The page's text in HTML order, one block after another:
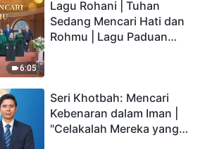
6:05
Lagu Rohani | Tuhan
Sedang Mencari Hati dan
Rohmu | Lagu Paduan
Seri Khotbah: Mencari
Kebenaran dalam Iman |
"Celakalah Mereka yang